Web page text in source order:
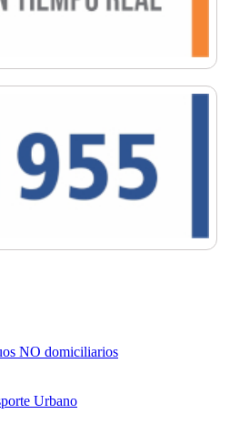
NO domiciliarios
Urbano